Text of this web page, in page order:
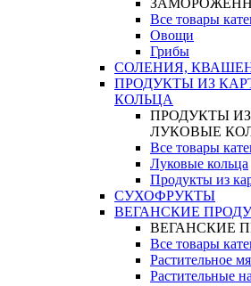
Все товары
Овощи
Грибы
СОЛЕНИЯ,
ПРОДУКТЫ ИЗ
КОЛЬЦА
ПРОДУКТЫ
ЛУКОВЫЕ
Все товары
Луковые кольца
Продукты из
СУХОФРУКТЫ
ВЕГАНСКИЕ
ВЕГАНСКИЕ
Все товары
Растительное
Растительные